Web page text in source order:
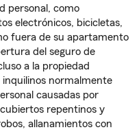
personal, como
electrónicos, bicicletas,
fuera de su apartamento
del seguro de
a la propiedad
inquilinos normalmente
causadas por
repentinos y
allanamientos con